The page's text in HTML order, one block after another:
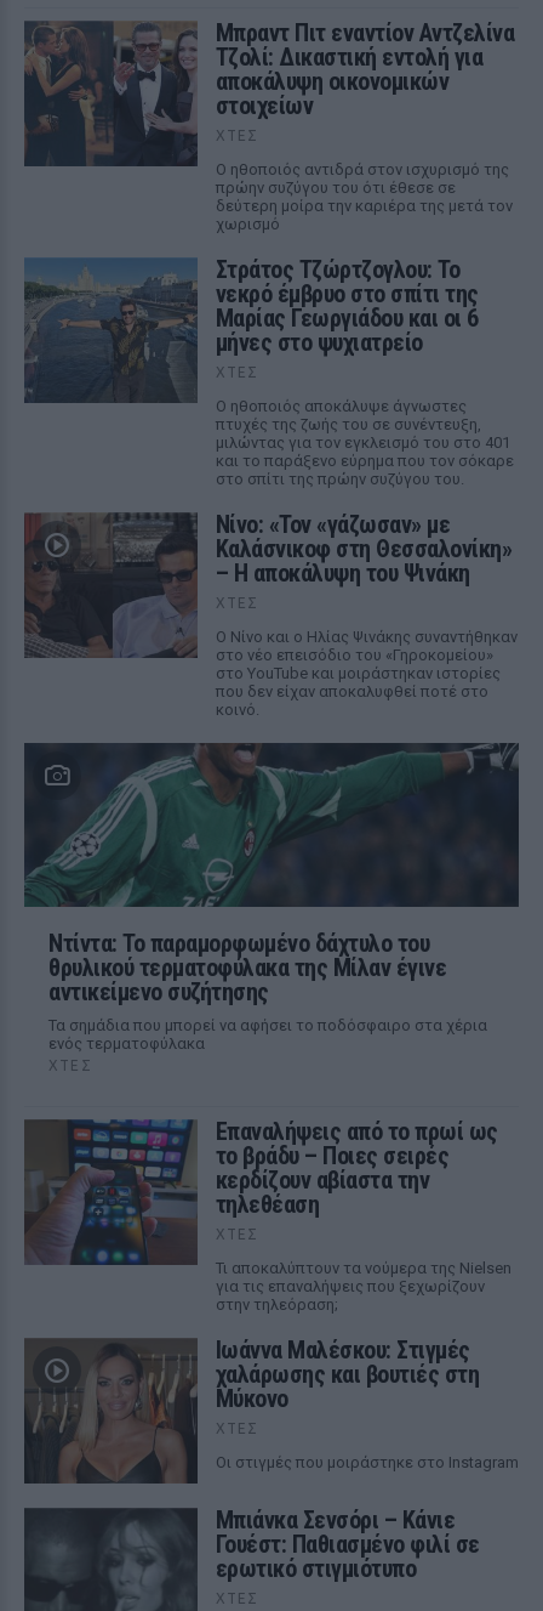
Μπραντ Πιτ εναντίον Αντζελίνα
Τζολί: Δικαστική εντολή για
αποκάλυψη οικονομικών
στοιχείων
ΧΤΕΣ
Ο ηθοποιός αντιδρά στον ισχυρισμό της
πρώην συζύγου του ότι έθεσε σε
δεύτερη μοίρα την καριέρα της μετά τον
χωρισμό
Στράτος Τζώρτζογλου: Το
νεκρό έμβρυο στο σπίτι της
Μαρίας Γεωργιάδου και οι 6
μήνες στο ψυχιατρείο
ΧΤΕΣ
Ο ηθοποιός αποκάλυψε άγνωστες
πτυχές της ζωής του σε συνέντευξη,
μιλώντας για τον εγκλεισμό του στο 401
και το παράξενο εύρημα που τον σόκαρε
στο σπίτι της πρώην συζύγου του.
Νίνο: «Τον «γάζωσαν» με
Καλάσνικοφ στη Θεσσαλονίκη»
– Η αποκάλυψη του Ψινάκη
ΧΤΕΣ
Ο Νίνο και ο Ηλίας Ψινάκης συναντήθηκαν
στο νέο επεισόδιο του «Γηροκομείου»
στο YouTube και μοιράστηκαν ιστορίες
που δεν είχαν αποκαλυφθεί ποτέ στο
κοινό.
Ντίντα: Το παραμορφωμένο δάχτυλο του
θρυλικού τερματοφύλακα της Μίλαν έγινε
αντικείμενο συζήτησης
Τα σημάδια που μπορεί να αφήσει το ποδόσφαιρο στα χέρια
ενός τερματοφύλακα
ΧΤΕΣ
Επαναλήψεις από το πρωί ως
το βράδυ – Ποιες σειρές
κερδίζουν αβίαστα την
τηλεθέαση
ΧΤΕΣ
Τι αποκαλύπτουν τα νούμερα της Nielsen
για τις επαναλήψεις που ξεχωρίζουν
στην τηλεόραση;
Ιωάννα Μαλέσκου: Στιγμές
χαλάρωσης και βουτιές στη
Μύκονο
ΧΤΕΣ
Οι στιγμές που μοιράστηκε στο Instagram
Μπιάνκα Σενσόρι – Κάνιε
Γουέστ: Παθιασμένο φιλί σε
ερωτικό στιγμιότυπο
ΧΤΕΣ